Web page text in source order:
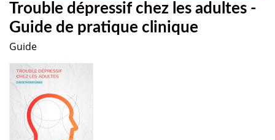
Trouble dépressif chez les adultes -
Guide de pratique clinique
Guide